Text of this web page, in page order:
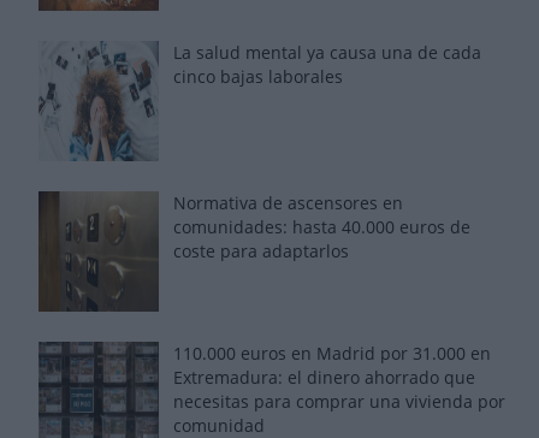
La salud mental ya causa una de cada
cinco bajas laborales
Normativa de ascensores en
comunidades: hasta 40.000 euros de
coste para adaptarlos
110.000 euros en Madrid por 31.000 en
Extremadura: el dinero ahorrado que
necesitas para comprar una vivienda por
comunidad